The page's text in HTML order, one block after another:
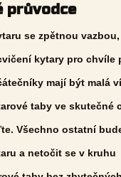
průvodce
se zpětnou
kytary pro chvíle
mají být malá
taby ve skutečné
Všechno ostatní
a netočit se v kruhu